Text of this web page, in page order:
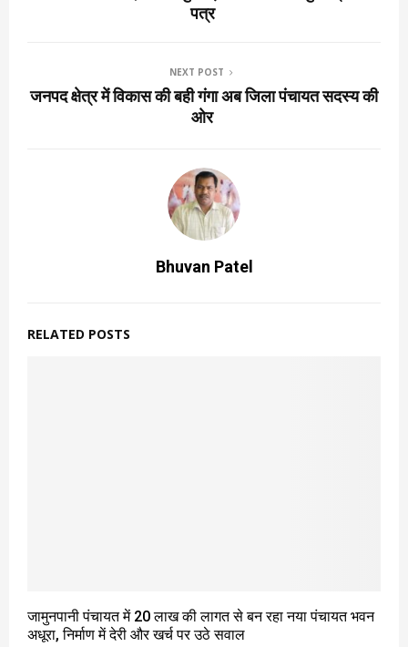
पत्र
NEXT POST
जनपद क्षेत्र में विकास की बही गंगा अब जिला पंचायत सदस्य की
ओर
Bhuvan Patel
RELATED POSTS
जामुनपानी पंचायत में 20 लाख की लागत से बन रहा नया पंचायत भवन
अधूरा, निर्माण में देरी और खर्च पर उठे सवाल